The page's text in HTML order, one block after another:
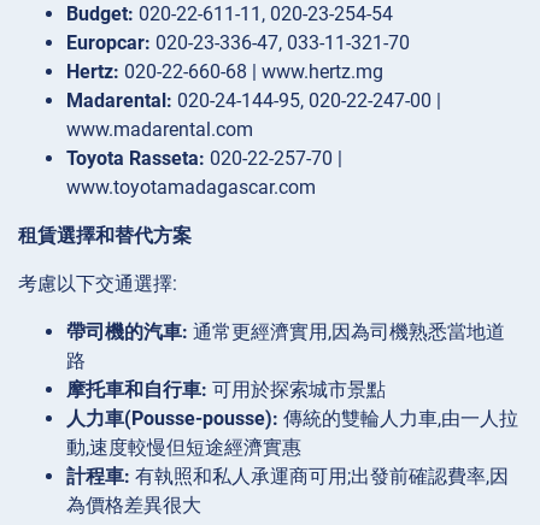
Budget: 020-22-611-11, 020-23-254-54
Europcar: 020-23-336-47, 033-11-321-70
Hertz: 020-22-660-68 | www.hertz.mg
Madarental: 020-24-144-95, 020-22-247-00 |
www.madarental.com
Toyota Rasseta: 020-22-257-70 |
www.toyotamadagascar.com
租賃選擇和替代方案
考慮以下交通選擇:
帶司機的汽車: 通常更經濟實用,因為司機熟悉當地道
路
摩托車和自行車: 可用於探索城市景點
人力車(Pousse-pousse): 傳統的雙輪人力車,由一人拉
動,速度較慢但短途經濟實惠
計程車: 有執照和私人承運商可用;出發前確認費率,因
為價格差異很大